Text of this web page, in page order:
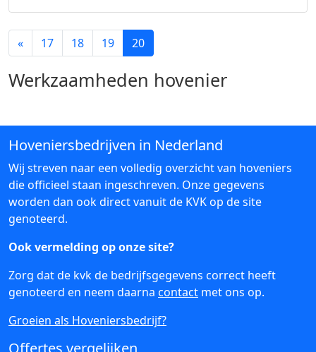
« 17 18 19 20
Werkzaamheden hovenier
Hoveniersbedrijven in Nederland
Wij streven naar een volledig overzicht van hoveniers
die officieel staan ingeschreven. Onze gegevens
worden dan ook direct vanuit de KVK op de site
genoteerd.
Ook vermelding op onze site?
Zorg dat de kvk de bedrijfsgegevens correct heeft
genoteerd en neem daarna contact met ons op.
Groeien als Hoveniersbedrijf?
Offertes vergelijken